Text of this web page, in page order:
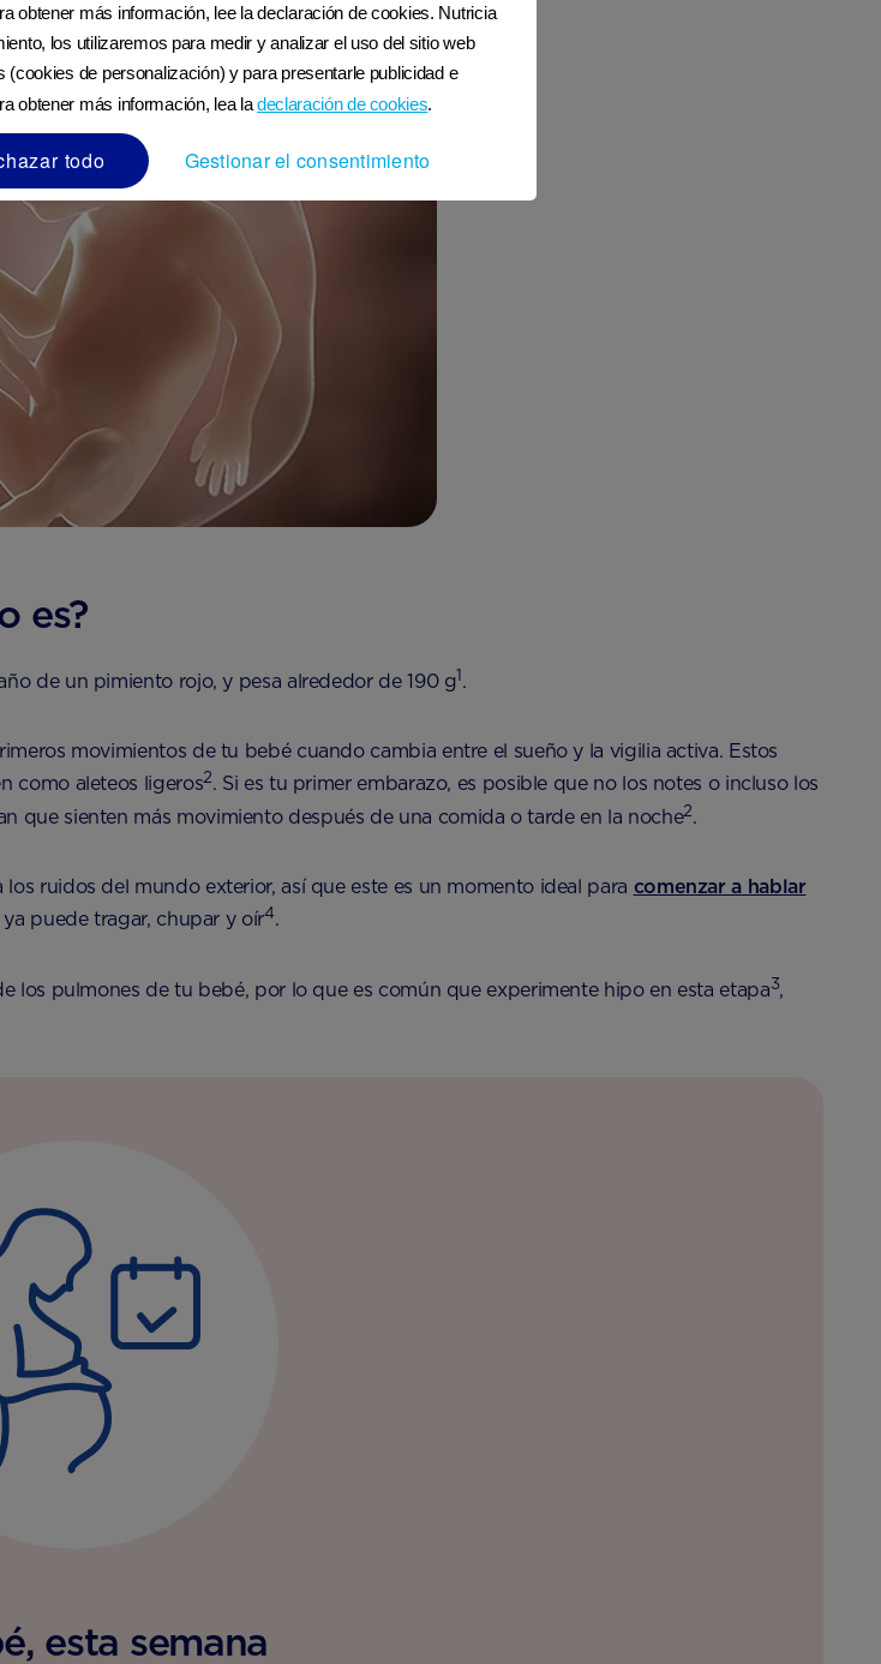
es?
de un pimiento rojo, y pesa alrededor de 190 g1.
movimientos de tu bebé cuando cambia entre el sueño y la vigilia activa. Estos
como aleteos ligeros2. Si es tu primer embarazo, es posible que no los notes o incluso los
que sienten más movimiento después de una comida o tarde en la noche2.
ruidos del mundo exterior, así que este es un momento ideal para comenzar a hablar
puede tragar, chupar y oír4.
los pulmones de tu bebé, por lo que es común que experimente hipo en esta etapa3,
esta semana
obtener más información, lee la declaración de cookies. Nutricia
los utilizaremos para medir y analizar el uso del sitio web
de personalización) y para presentarle publicidad e
obtener más información, lea ladeclaración de cookies.
todo Gestionar el consentimiento